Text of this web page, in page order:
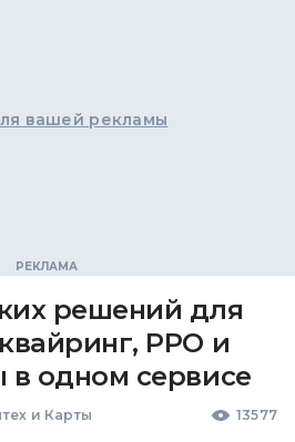
вашей рекламы
решений для
РРО и
в одном сервисе
и Карты 13577